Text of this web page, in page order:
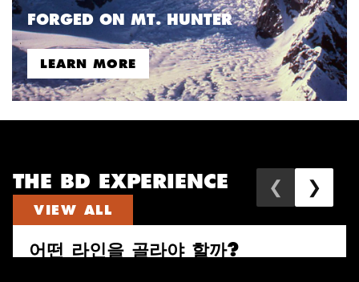
FORGED ON MT. HUNTER
LEARN MORE
THE BD EXPERIENCE
VIEW ALL
❮ ❯
어떤 라인을 골라야 할까?